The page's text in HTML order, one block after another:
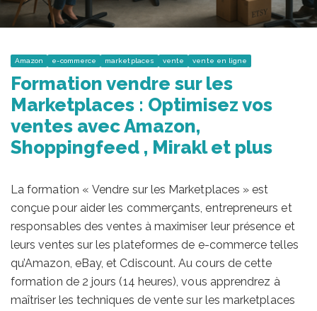
Amazon e-commerce marketplaces vente vente en ligne
Formation vendre sur les
Marketplaces : Optimisez vos
ventes avec Amazon,
Shoppingfeed , Mirakl et plus
La formation « Vendre sur les Marketplaces » est
conçue pour aider les commerçants, entrepreneurs et
responsables des ventes à maximiser leur présence et
leurs ventes sur les plateformes de e-commerce telles
qu’Amazon, eBay, et Cdiscount. Au cours de cette
formation de 2 jours (14 heures), vous apprendrez à
maîtriser les techniques de vente sur les marketplaces